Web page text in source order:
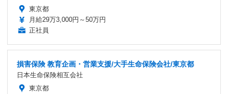
東京都
月給29万3,000円～50万円
正社員
損害保険 教育企画・営業支援/大手生命保険会社/東京都
日本生命保険相互会社
東京都